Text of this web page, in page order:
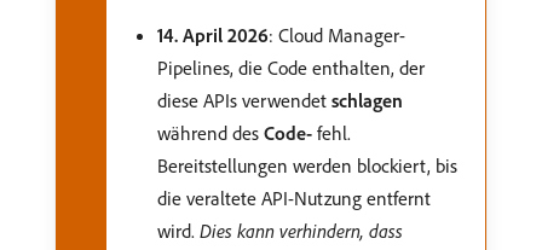
14. April 2026: Cloud Manager-
Pipelines, die Code enthalten, der
diese APIs verwendet schlagen
während des Code- fehl.
Bereitstellungen werden blockiert, bis
die veraltete API-Nutzung entfernt
wird. Dies kann verhindern, dass